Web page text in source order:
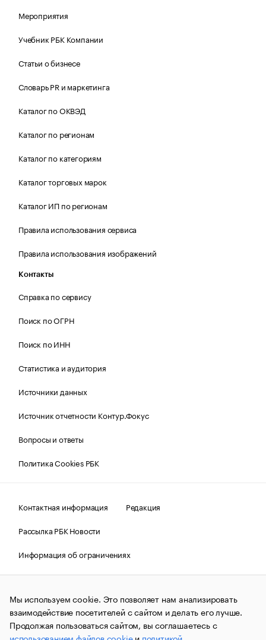
Мероприятия
Учебник РБК Компании
Статьи о бизнесе
Словарь PR и маркетинга
Каталог по ОКВЭД
Каталог по регионам
Каталог по категориям
Каталог торговых марок
Каталог ИП по регионам
Правила использования сервиса
Правила использования изображений
Контакты
Справка по сервису
Поиск по ОГРН
Поиск по ИНН
Статистика и аудитория
Источники данных
Источник отчетности Контур.Фокус
Вопросы и ответы
Политика Cookies РБК
Контактная информация
Редакция
Рассылка РБК Новости
Информация об ограничениях
Правовая информация
О соблюдении авторских прав
© АО «РОСБИЗНЕСКОНСАЛТИНГ»,1995–2026.Сообщения
и материалы информационного агентства «РБК»
(зарегистрировано Федеральной службой по надзору в сфере
связи, информационных технологий и массовых
Мы используем cookie. Это позволяет нам анализировать
взаимодействие посетителей с сайтом и делать его лучше.
Продолжая пользоваться сайтом, вы соглашаетесь с